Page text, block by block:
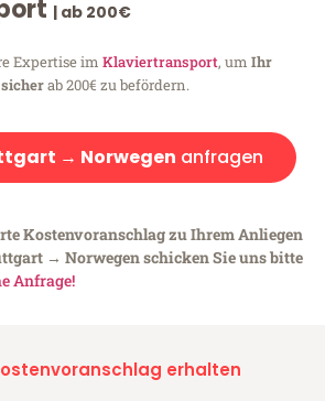
| ab 200€
Expertise im Klaviertransport, um Ihr
ab 200€ zu befördern.
→ Norwegen anfragen
Kostenvoranschlag zu Ihrem Anliegen
→ Norwegen schicken Sie uns bitte
Anfrage!
erhalten